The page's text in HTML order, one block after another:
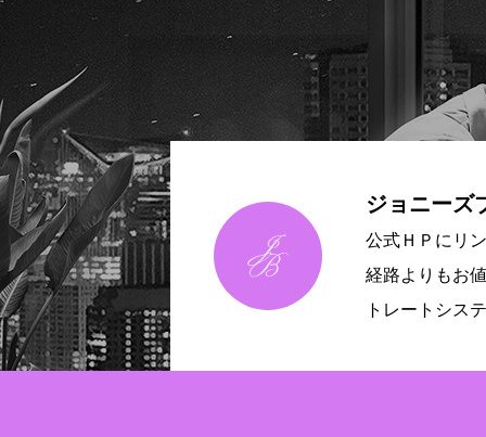
ジョニーズ
公式ＨＰにリ
経路よりもお
トレートシス